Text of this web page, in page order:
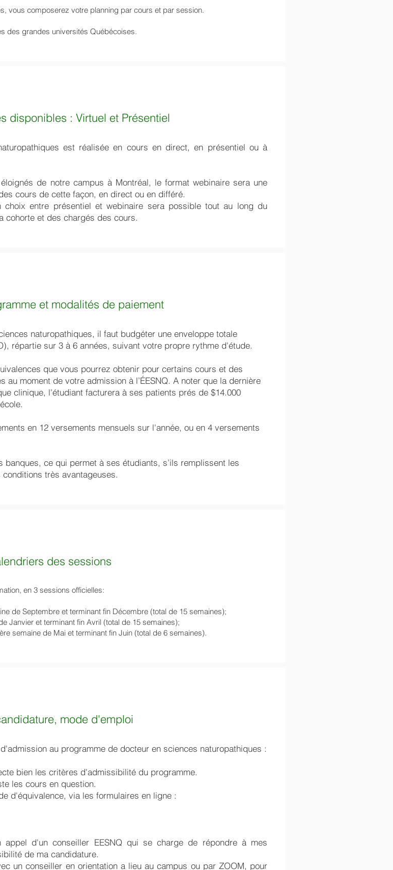
vous composerez votre planning par cours et par session.​
des grandes universités Québécoises.
disponibles : Virtuel et Présentiel
est réalisée en cours en direct, en présentiel ou à
de notre campus à Montréal, le format webinaire sera une
cours de cette façon, en direct ou en différé.
entre présentiel et webinaire sera possible tout au long du
cohorte et des chargés des cours.
et modalités de paiement
naturopathiques, il faut budgéter une enveloppe totale
répartie sur 3 à 6 années, suivant votre propre rythme d'étude.
que vous pourrez obtenir pour certains cours et des
au moment de votre admission à l’ÉESNQ. A noter que la dernière
clinique, l'étudiant facturera à ses patients prés de $14.000
en 12 versements mensuels sur l'année, ou en 4 versements
banques, ce qui permet à ses étudiants, s’ils remplissent les
très avantageuses.​
des sessions
en 3 sessions officielles:
de Septembre et terminant fin Décembre (total de 15 semaines);
Janvier et terminant fin Avril (total de 15 semaines);
semaine de Mai et terminant fin Juin (total de 6 semaines).
mode d'emploi
au programme de docteur en sciences naturopathiques :
bien les critères d'admissibilité du programme.
les cours en question.
d'équivalence, via les formulaires en ligne :
d'un conseiller EESNQ qui se charge de répondre à mes
de ma candidature.
un conseiller en orientation a lieu au campus ou par ZOOM, pour